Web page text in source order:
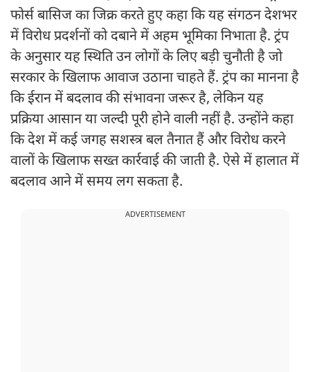
फोर्स बासिज का जिक्र करते हुए कहा कि यह संगठन देशभर
में विरोध प्रदर्शनों को दबाने में अहम भूमिका निभाता है. ट्रंप
के अनुसार यह स्थिति उन लोगों के लिए बड़ी चुनौती है जो
सरकार के खिलाफ आवाज उठाना चाहते हैं. ट्रंप का मानना है
कि ईरान में बदलाव की संभावना जरूर है, लेकिन यह
प्रक्रिया आसान या जल्दी पूरी होने वाली नहीं है. उन्होंने कहा
कि देश में कई जगह सशस्त्र बल तैनात हैं और विरोध करने
वालों के खिलाफ सख्त कार्रवाई की जाती है. ऐसे में हालात में
बदलाव आने में समय लग सकता है.
ADVERTISEMENT